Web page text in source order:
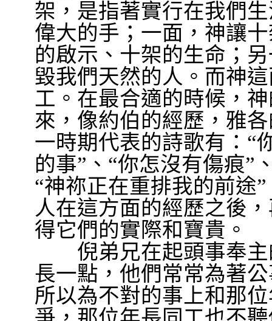
架，是指著實行在我們
偉大的手；一面，神讓
的啟示、十架的生命；
毀我們天然的人。而神
工。在最合適的時候，
來，像約伯的經歷，雅
一時期代表的詩歌有： “
的事” 、 “你怎沒有傷痕”
“神祢正在重排我的前途”
人在這方面的經歷之後
得它們的實際和寶貴。
倪弟兄在起頭事奉主
長一點，他們常常為著
所以為不對的事上和那